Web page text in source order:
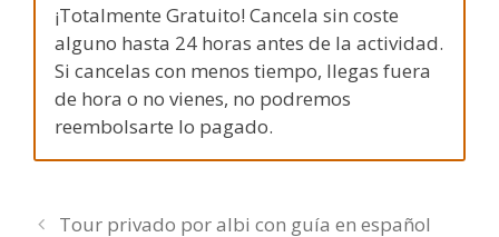
¡Totalmente Gratuito! Cancela sin coste
alguno hasta 24 horas antes de la actividad.
Si cancelas con menos tiempo, llegas fuera
de hora o no vienes, no podremos
reembolsarte lo pagado.
Tour privado por albi con guía en español